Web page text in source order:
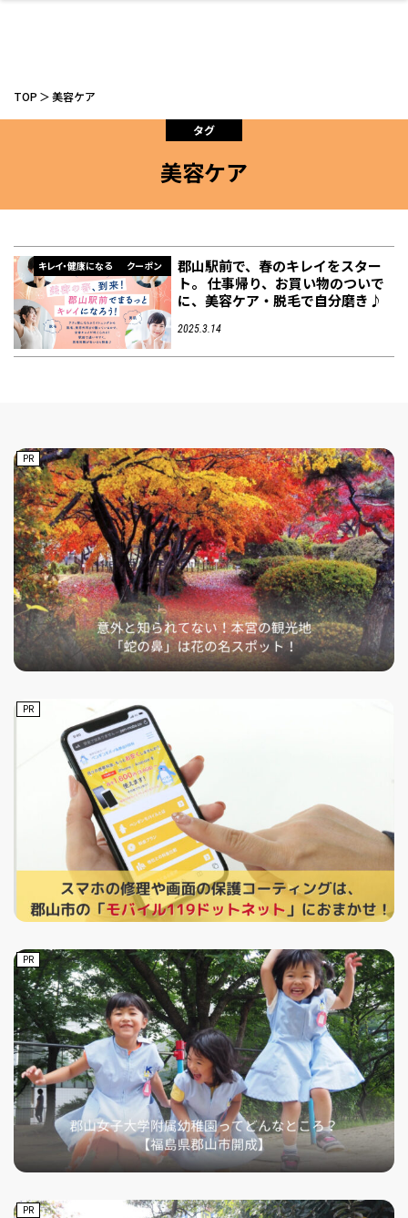
スイーツ
お酒 洋食
和食 わんぱく 福島ローカルグル
メ
パン アジア・エスニッ
ク
テイクアウト
ランチ その他
泊まる
デート・友達と ひとりで
温泉 体験 名所
レジャー・スポー
ツ施設
非日常 イベントレポート
その他
ネイルサロン
美容アイテム エイジングケア
フィットネス・や
せたい
鍼灸・整体・リラ
クゼーション
まつ毛サロン
脱毛 温活・サウナ 歯列矯正・審美歯
科
その他
雑貨
スポーツ・アウト
ドア
ギフト・お土産
インテリア 食品・酒 生活を彩るモノ
その他
お金のこと
保険 病院・クリニック
趣味・スキルアッ
プ
保育園・こども園 子どもの習い事・
塾
幼稚園 教育 ライフイベント
その他
新築体験談
リフォーム・リノ
ベーション
自治体インフォ
TOP 美容ケア
タグ
美容ケア
キレイ・健康になる クーポン
郡山駅前で、春のキレイをスター
ト。 仕事帰り、お買い物のついで
に、美容ケア・脱毛で自分磨き♪
2025.3.14
PR
PR
PR
PR